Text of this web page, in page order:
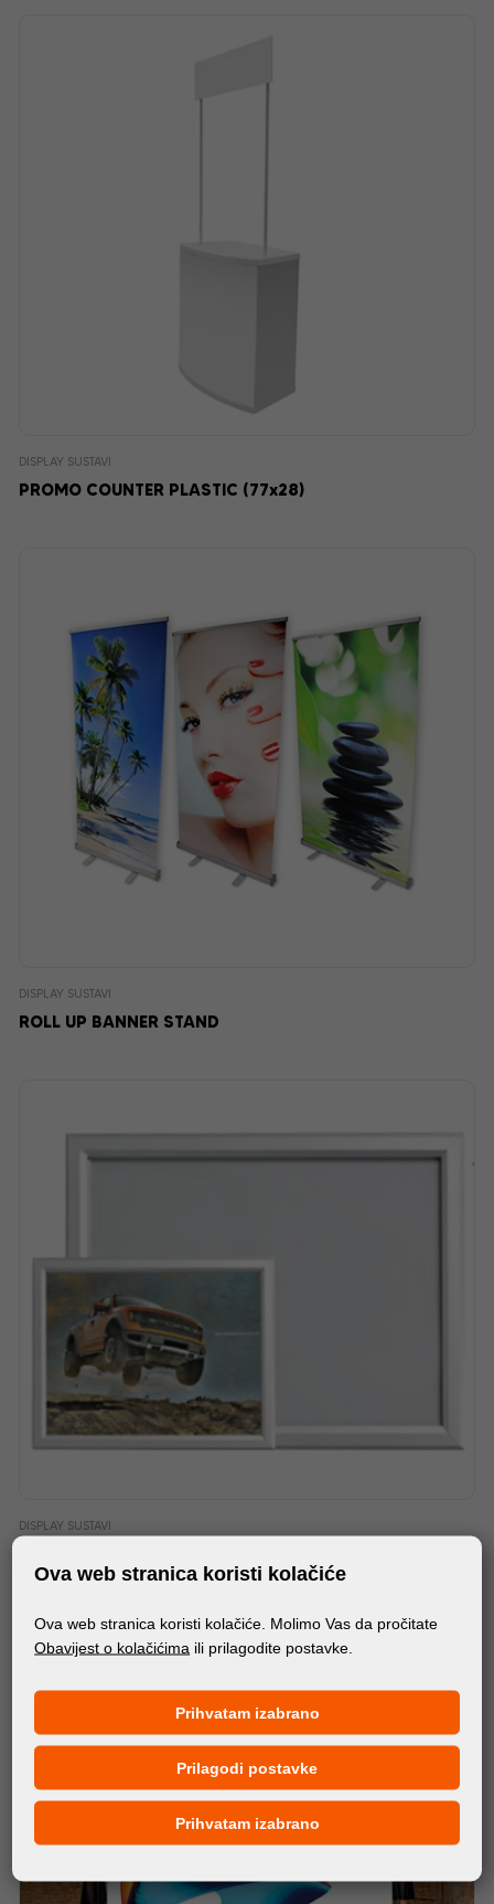
DISPLAY SUSTAVI
PROMO COUNTER PLASTIC (77x28)
DISPLAY SUSTAVI
ROLL UP BANNER STAND
DISPLAY SUSTAVI
Ova web stranica koristi kolačiće
Ova web stranica koristi kolačiće. Molimo Vas da pročitate
Obavijest o kolačićima ili prilagodite postavke.
Prihvatam izabrano
Prilagodi postavke
Prihvatam izabrano